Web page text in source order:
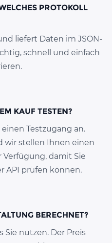
PROTOKOLL
liefert Daten im JSON-
schnell und einfach
KAUF TESTEN?
Testzugang an.
wir stellen Ihnen einen
damit Sie
API prüfen können.
BERECHNET?
Sie nutzen. Der Preis